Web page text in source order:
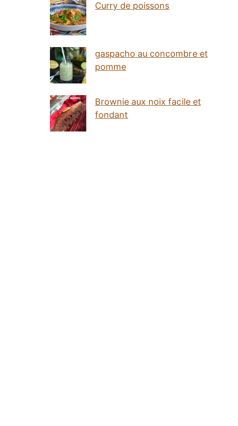
Curry de poissons
gaspacho au concombre et
pomme
Brownie aux noix facile et
fondant